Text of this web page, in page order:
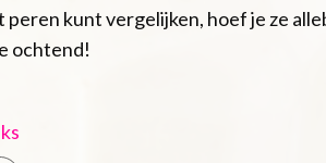
kunt vergelijken, hoef je ze
ochtend!